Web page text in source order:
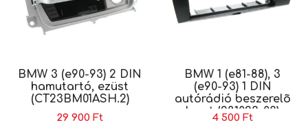
BMW 3 (e90-93) 2 DIN
hamutartó, ezüst
(CT23BM01ASH.2)
29 900 Ft
BMW 1 (e81-88), 3
(e90-93) 1 DIN
autórádió beszerelõ
keret (281023-03)
4 500 Ft